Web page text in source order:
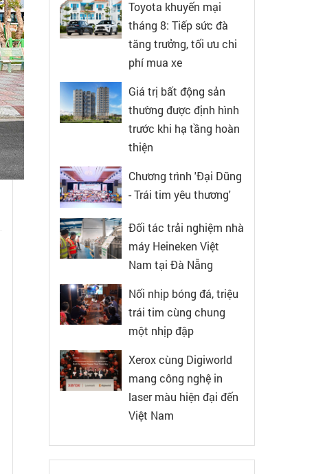
Toyota khuyến mại
tháng 8: Tiếp sức đà
tăng trưởng, tối ưu chi
phí mua xe
Giá trị bất động sản
thường được định hình
trước khi hạ tầng hoàn
thiện
Chương trình 'Đại Dũng
- Trái tim yêu thương'
Đối tác trải nghiệm nhà
máy Heineken Việt
Nam tại Đà Nẵng
Nối nhịp bóng đá, triệu
trái tim cùng chung
một nhịp đập
Xerox cùng Digiworld
mang công nghệ in
laser màu hiện đại đến
Việt Nam